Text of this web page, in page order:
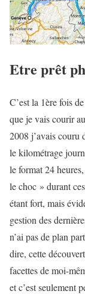
Etre prêt
C’est la 1ère fois
que je vais courir
2008 j’avais couru
le kilométrage
le format 24
le choc » durant
étant fort, mais
gestion des
n’ai pas de plan
dire, cette
facettes de moi-
et c’est seulement